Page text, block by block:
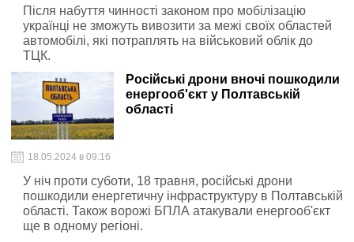
Після набуття чинності законом про мобілізацію
українці не зможуть вивозити за межі своїх областей
автомобілі, які потраплять на військовий облік до
ТЦК.
Російські дрони вночі пошкодили
енергооб'єкт у Полтавській
області
18.05.2024 в 09:16
У ніч проти суботи, 18 травня, російські дрони
пошкодили енергетичну інфраструктуру в Полтавській
області. Також ворожі БПЛА атакували енергооб'єкт
ще в одному регіоні.